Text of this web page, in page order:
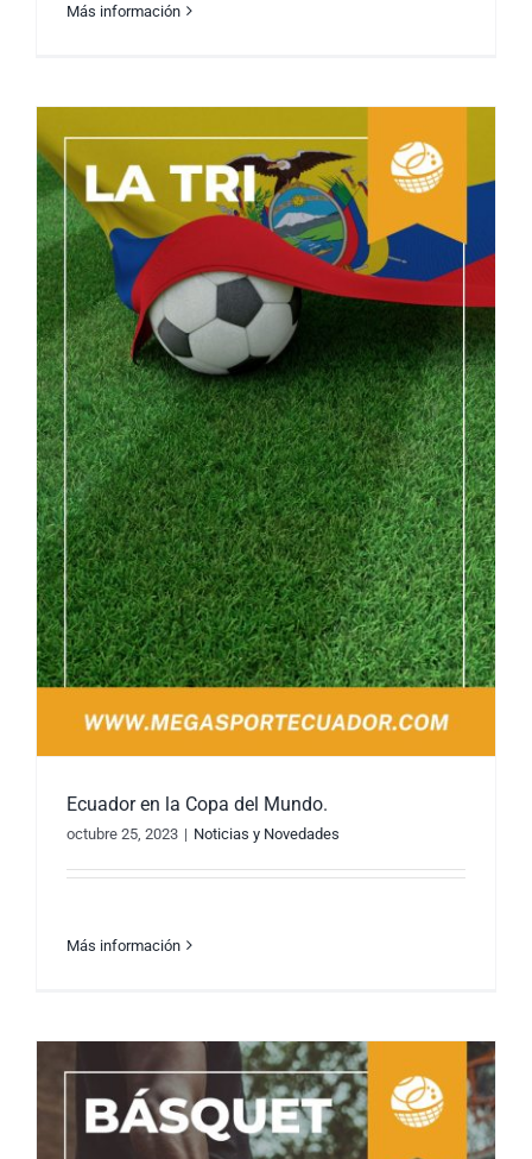
La Épica de los Albos
Más información
Ecuador en la Copa del Mundo.
Ecuador en la Copa del Mundo.
octubre 25, 2023 | Noticias y Novedades
Más información